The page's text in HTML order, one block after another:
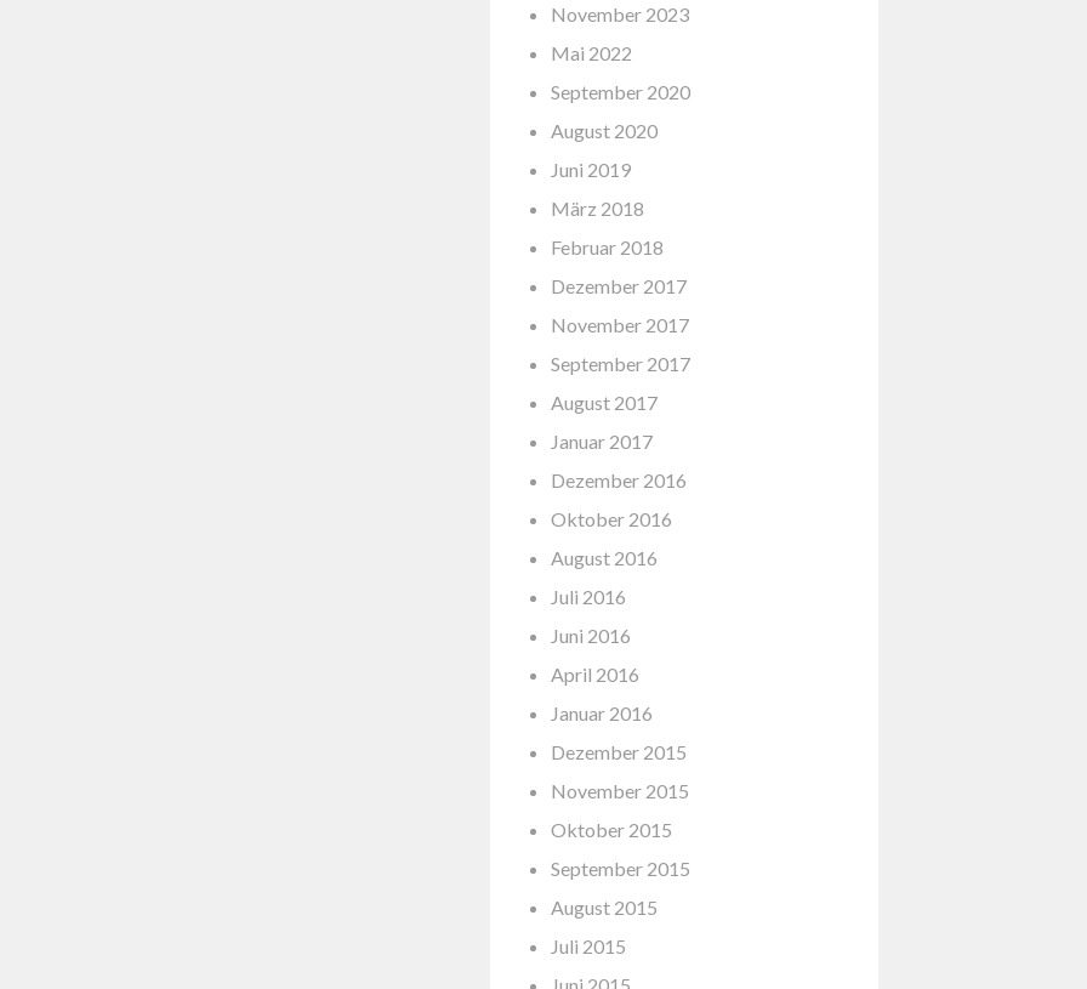
November 2023
Mai 2022
September 2020
August 2020
Juni 2019
März 2018
Februar 2018
Dezember 2017
November 2017
September 2017
August 2017
Januar 2017
Dezember 2016
Oktober 2016
August 2016
Juli 2016
Juni 2016
April 2016
Januar 2016
Dezember 2015
November 2015
Oktober 2015
September 2015
August 2015
Juli 2015